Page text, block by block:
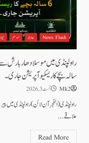
News Flash حادثہ موسم
سالہ بچے کا ریسکیو آپریشن جاری۔
Mk2 اگست 3, 2026
راولپنڈی (الفجرآن لائن) راولپنڈی میں
علاقے...
Read More